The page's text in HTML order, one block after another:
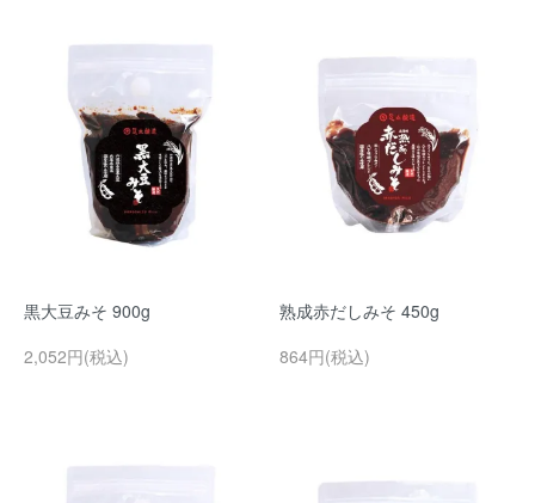
黒大豆みそ 900g
2,052円(税込)
熟成赤だしみそ 450g
864円(税込)